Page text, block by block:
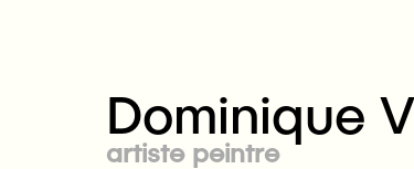
Dominique
artiste peintre